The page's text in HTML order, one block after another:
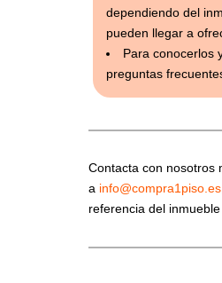
dependiendo del
pueden llegar a
Para conocerlos
preguntas
Contacta con nosotros
a info@compra1piso.es
referencia del